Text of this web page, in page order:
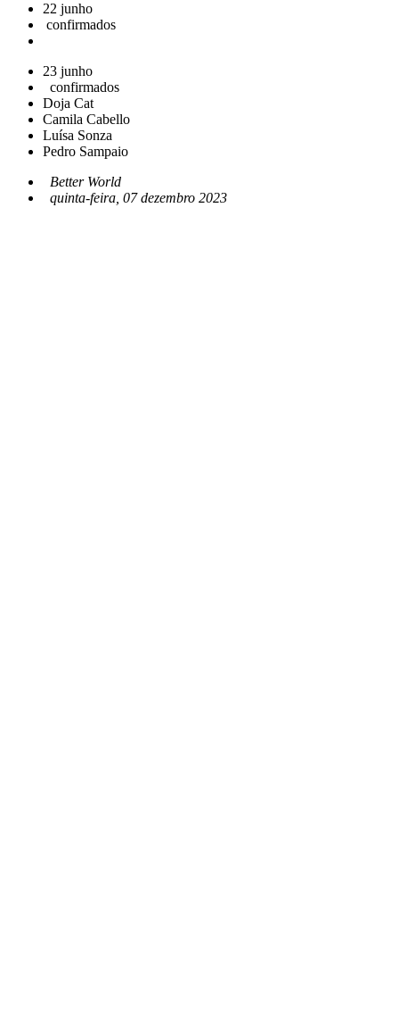
22 junho
confirmados
23 junho
confirmados
Doja Cat
Camila Cabello
Luísa Sonza
Pedro Sampaio
Better World
quinta-feira, 07 dezembro 2023